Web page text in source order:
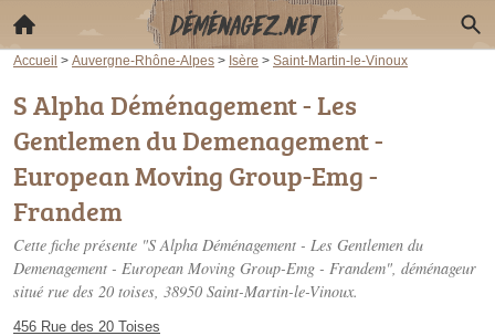
Accueil > Auvergne-Rhône-Alpes > Isère > Saint-Martin-le-Vinoux
S Alpha Déménagement - Les
Gentlemen du Demenagement -
European Moving Group-Emg -
Frandem
Cette fiche présente "S Alpha Déménagement - Les Gentlemen du
Demenagement - European Moving Group-Emg - Frandem", déménageur
situé rue des 20 toises, 38950 Saint-Martin-le-Vinoux.
456 Rue des 20 Toises